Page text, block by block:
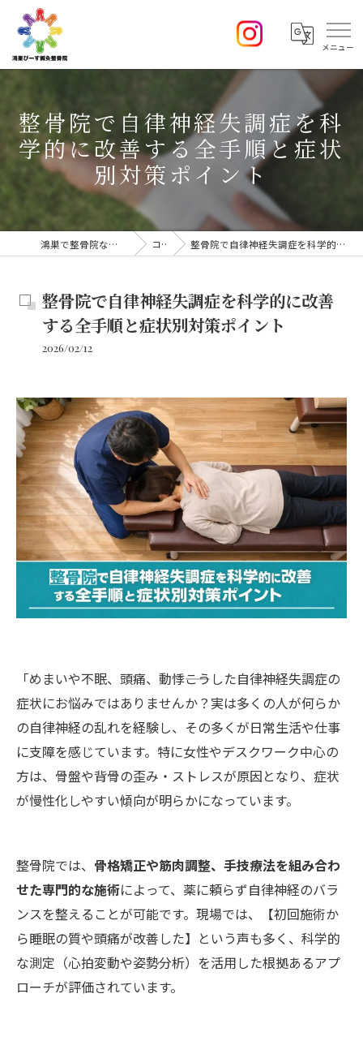
整骨院で自律神経失調症を科
学的に改善する全手順と症状
別対策ポイント
鴻巣で整骨院なら鴻巣 ぴーす鍼灸整骨院 コラム 整骨院で自律神経失調症を科学的に改善する全手順と症状別対策ポイント
整骨院で自律神経失調症を科学的に改善
する全手順と症状別対策ポイント
2026/02/12
「めまいや不眠、頭痛、動悸――こうした自律神経失調症の
症状にお悩みではありませんか？実は多くの人が何らか
の自律神経の乱れを経験し、その多くが日常生活や仕事
に支障を感じています。特に女性やデスクワーク中心の
方は、骨盤や背骨の歪み・ストレスが原因となり、症状
が慢性化しやすい傾向が明らかになっています。
整骨院では、 骨格矯正や筋肉調整、手技療法を組み合わ
せた専門的な施術によって、薬に頼らず自律神経のバラ
ンスを整えることが可能です。現場では、【初回施術か
ら睡眠の質や頭痛が改善した】という声も多く、科学的
な測定（心拍変動や姿勢分析）を活用した根拠あるアプ
ローチが評価されています。